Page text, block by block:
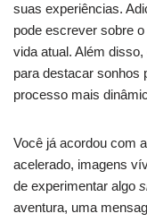
suas experiências.
pode escrever sobre
vida atual. Além
para destacar sonhos
processo mais
Você já acordou com
acelerado, imagens
de experimentar algo
aventura, uma